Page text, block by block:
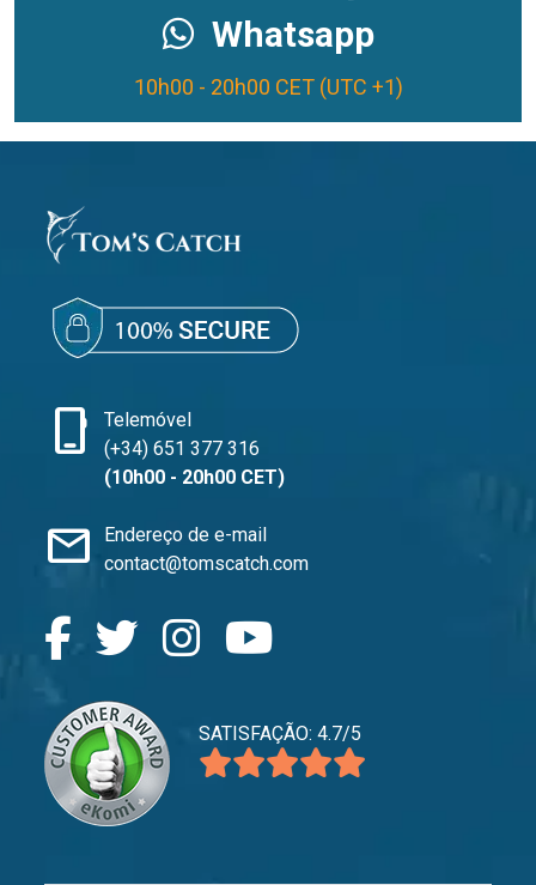
Whatsapp
10h00 - 20h00 CET (UTC +1)
phone_iphone
Telemóvel
(+34) 651 377 316
(10h00 - 20h00 CET)
mail
Endereço de e-mail
contact@tomscatch.com
SATISFAÇÃO: 4.7/5